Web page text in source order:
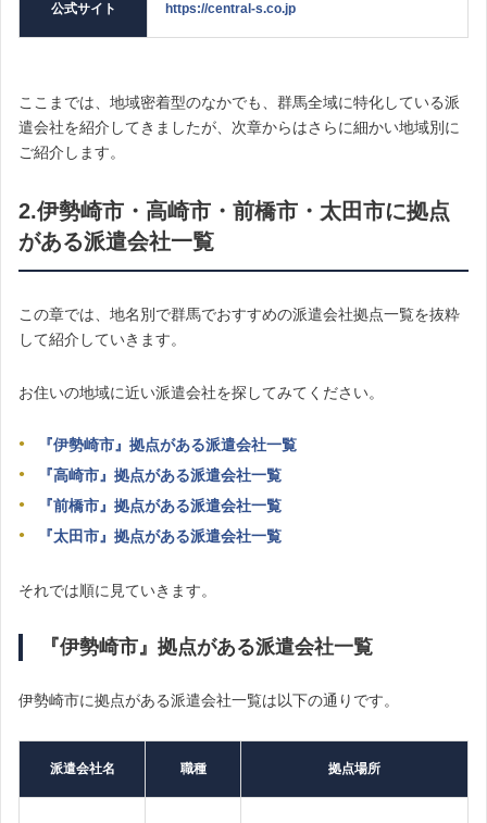
公式サイト https://central-s.co.jp
ここまでは、地域密着型のなかでも、群馬全域に特化している派
遣会社を紹介してきましたが、次章からはさらに細かい地域別に
ご紹介します。
2.伊勢崎市・高崎市・前橋市・太田市に拠点
がある派遣会社一覧
この章では、地名別で群馬でおすすめの派遣会社拠点一覧を抜粋
して紹介していきます。
お住いの地域に近い派遣会社を探してみてください。
『伊勢崎市』拠点がある派遣会社一覧
『高崎市』拠点がある派遣会社一覧
『前橋市』拠点がある派遣会社一覧
『太田市』拠点がある派遣会社一覧
それでは順に見ていきます。
『伊勢崎市』拠点がある派遣会社一覧
伊勢崎市に拠点がある派遣会社一覧は以下の通りです。
派遣会社名 職種 拠点場所